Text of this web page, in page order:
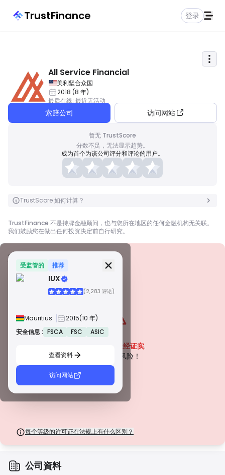
TrustFinance 登录
All Service Financial
美利坚合众国
2018 (8 年)
最后在线: 最近无活动
索赔公司 访问网站
暂无 TrustScore
分数不足，无法显示趋势。
成为首个为该公司评分和评论的用户。
TrustScore 如何计算？
TrustFinance 不是持牌金融顾问，也与您所在地区的任何金融机构无关联。
我们鼓励您在做出任何投资决定前自行研究。
受监管的 推荐
IUX
(2,283 评论)
Mauritius 2015(10 年)
安全信息 : FSCA FSC ASIC
查看资料
访问网站
安全信息
警告
未经证实.
请注意潜在风险！
每个等级的许可证在法规上有什么区别？
由全球知名监管机构颁发，这些许可证通过严格的合规性、资金隔离、保险和
由受尊敬的区域监管机构授予，这些许可证提供强大的安全措施，例如资金隔
离、财务报告和补偿计划。虽然没有等级 1 那么严格，但它们提供可靠的区域
由新兴市场的监管机构颁发，这些许可证提供基本保护，例如最低资本要求和
AML 政策。监管较不严格，因此交易者应谨慎行事并验证安全措施。
来自监管最少的司法管辖区，这些许可证通常缺乏关键保护，例如资金隔离和
保险。虽然它们对运营弹性很有吸引力，但它们对交易者构成较高的风险。
公司資料